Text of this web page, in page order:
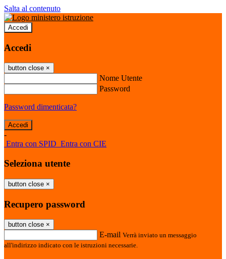
Salta al contenuto
Accedi
Accedi
button close ×
Nome Utente
Password
Password dimenticata?
-
Entra con SPID Entra con CIE
Seleziona utente
button close ×
Recupero password
button close ×
E-mail Verrà inviato un messaggio
all'indirizzo indicato con le istruzioni necessarie.